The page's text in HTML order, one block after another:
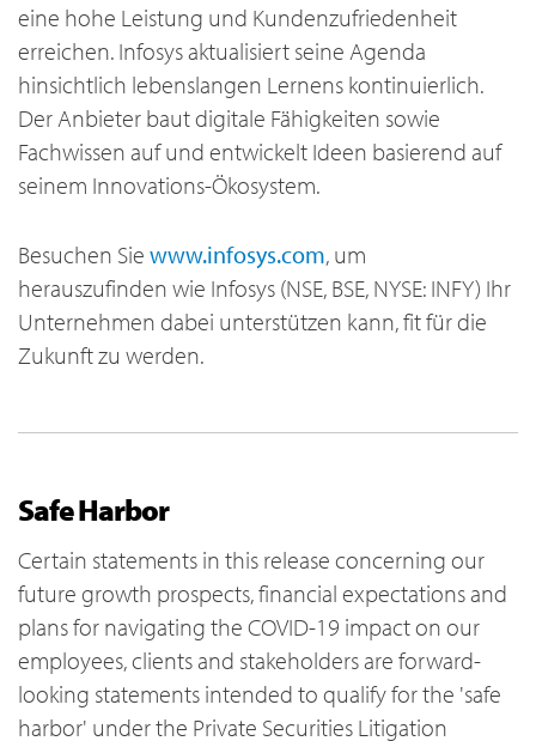
eine hohe Leistung und Kundenzufriedenheit
erreichen. Infosys aktualisiert seine Agenda
hinsichtlich lebenslangen Lernens kontinuierlich.
Der Anbieter baut digitale Fähigkeiten sowie
Fachwissen auf und entwickelt Ideen basierend auf
seinem Innovations-Ökosystem.
Besuchen Sie www.infosys.com, um
herauszufinden wie Infosys (NSE, BSE, NYSE: INFY) Ihr
Unternehmen dabei unterstützen kann, fit für die
Zukunft zu werden.
Safe Harbor
Certain statements in this release concerning our
future growth prospects, financial expectations and
plans for navigating the COVID-19 impact on our
employees, clients and stakeholders are forward-
looking statements intended to qualify for the 'safe
harbor' under the Private Securities Litigation